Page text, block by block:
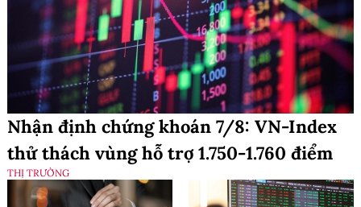
Nhận định chứng khoán 7/8: VN-Index
thử thách vùng hỗ trợ 1.750-1.760 điểm
THỊ TRƯỜNG